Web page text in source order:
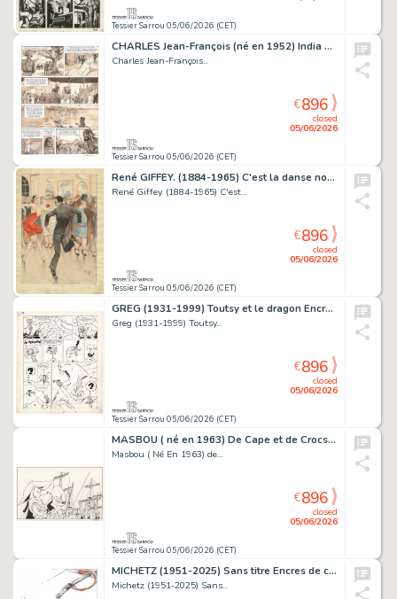
Tessier Sarrou 05/06/2026 (CET)
CHARLES Jean-François (né en 1952) India Dreams - Il...
Charles Jean-François...
Tessier Sarrou 05/06/2026 (CET)
closed
05/06/2026
€896
René GIFFEY. (1884-1965) C'est la danse nouvelle. Gouache...
René Giffey. (1884-1965) C'est...
Tessier Sarrou 05/06/2026 (CET)
closed
05/06/2026
€896
GREG (1931-1999) Toutsy et le dragon Encre de Chine...
Greg (1931-1999) Toutsy...
Tessier Sarrou 05/06/2026 (CET)
closed
05/06/2026
€896
MASBOU ( né en 1963) De Cape et de Crocs - Le secret...
Masbou ( Né En 1963) de...
Tessier Sarrou 05/06/2026 (CET)
closed
05/06/2026
€896
MICHETZ (1951-2025) Sans titre Encres de couleur sur...
Michetz (1951-2025) Sans...